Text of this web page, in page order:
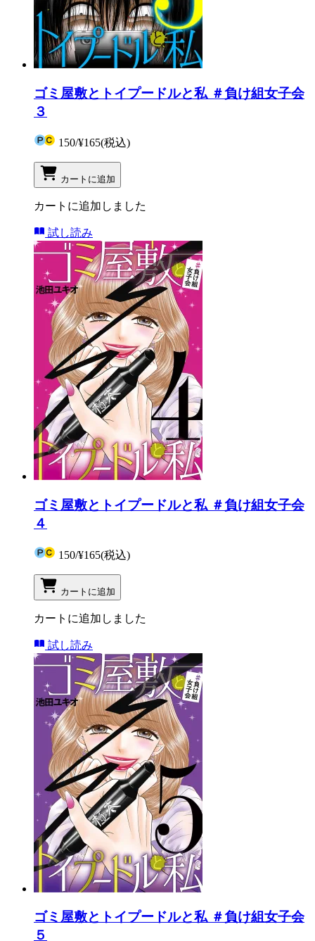
ゴミ屋敷とトイプードルと私 ＃負け組女子会
３
150/¥165(税込)
カートに追加
カートに追加しました
試し読み
ゴミ屋敷とトイプードルと私 ＃負け組女子会
４
150/¥165(税込)
カートに追加
カートに追加しました
試し読み
ゴミ屋敷とトイプードルと私 ＃負け組女子会
５